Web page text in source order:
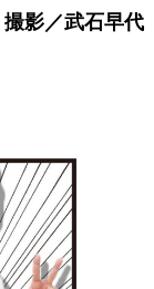
撮影／武石早代